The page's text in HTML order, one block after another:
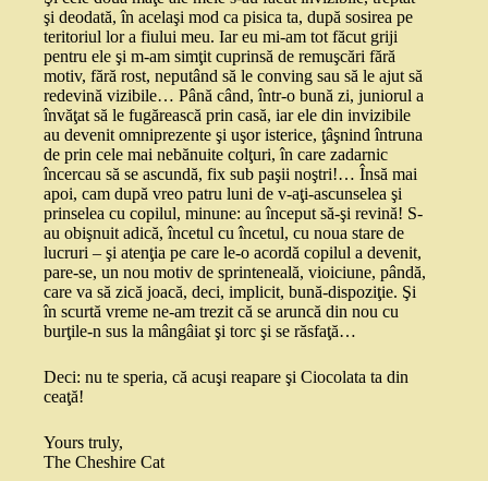
şi deodată, în acelaşi mod ca pisica ta, după sosirea pe
teritoriul lor a fiului meu. Iar eu mi-am tot făcut griji
pentru ele şi m-am simţit cuprinsă de remuşcări fără
motiv, fără rost, neputând să le conving sau să le ajut să
redevină vizibile… Până când, într-o bună zi, juniorul a
învăţat să le fugărească prin casă, iar ele din invizibile
au devenit omniprezente şi uşor isterice, ţâşnind întruna
de prin cele mai nebănuite colţuri, în care zadarnic
încercau să se ascundă, fix sub paşii noştri!… Însă mai
apoi, cam după vreo patru luni de v-aţi-ascunselea şi
prinselea cu copilul, minune: au început să-şi revină! S-
au obişnuit adică, încetul cu încetul, cu noua stare de
lucruri – şi atenţia pe care le-o acordă copilul a devenit,
pare-se, un nou motiv de sprinteneală, vioiciune, pândă,
care va să zică joacă, deci, implicit, bună-dispoziţie. Şi
în scurtă vreme ne-am trezit că se aruncă din nou cu
burţile-n sus la mângâiat şi torc şi se răsfaţă…
Deci: nu te speria, că acuşi reapare şi Ciocolata ta din
ceaţă!
Yours truly,
The Cheshire Cat